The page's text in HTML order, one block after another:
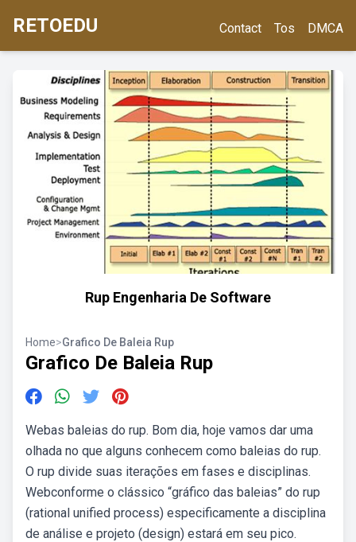
RETOEDU Contact Tos DMCA
Rup Engenharia De Software
Home>Grafico De Baleia Rup
Grafico De Baleia Rup
Webas baleias do rup. Bom dia, hoje vamos dar uma
olhada no que alguns conhecem como baleias do rup.
O rup divide suas iterações em fases e disciplinas.
Webconforme o clássico “gráfico das baleias” do rup
(rational unified process) especificamente a disciplina
de análise e projeto (design) estará em seu pico.